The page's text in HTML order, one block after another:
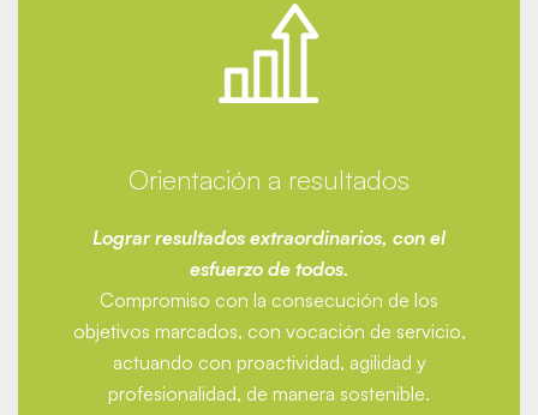
Orientación a resultados
Lograr resultados extraordinarios, con el
esfuerzo de todos.
Compromiso con la consecución de los
objetivos marcados, con vocación de servicio,
actuando con proactividad, agilidad y
profesionalidad, de manera sostenible.